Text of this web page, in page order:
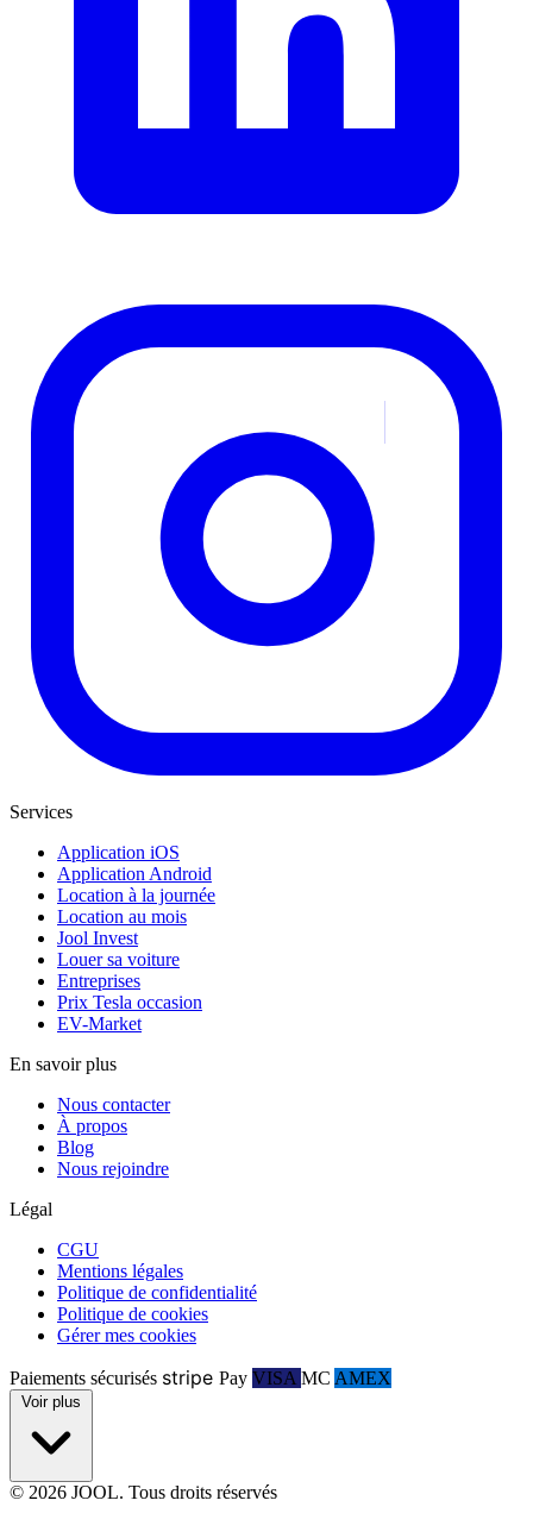
Services
Application iOS
Application Android
Location à la journée
Location au mois
Jool Invest
Louer sa voiture
Entreprises
Prix Tesla occasion
EV-Market
En savoir plus
Nous contacter
À propos
Blog
Nous rejoindre
Légal
CGU
Mentions légales
Politique de confidentialité
Politique de cookies
Gérer mes cookies
Paiements sécurisés stripe Pay VISA MC AMEX
Voir plus
© 2026 JOOL. Tous droits réservés